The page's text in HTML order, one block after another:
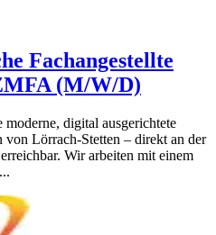
Fachangestellte
(M/W/D)
digital ausgerichtete
von Lörrach-Stetten – direkt an der
Wir arbeiten mit einem